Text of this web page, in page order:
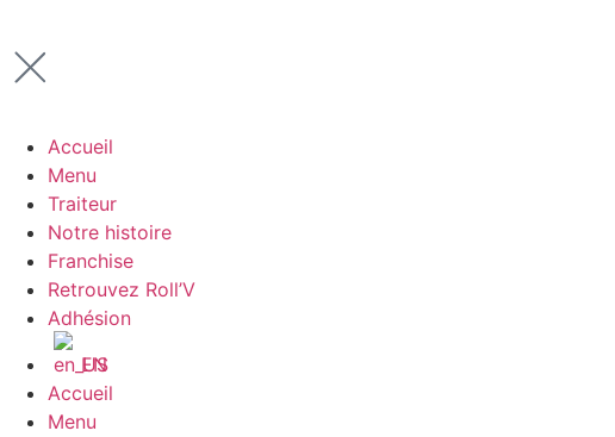
Accueil
Menu
Traiteur
Notre histoire
Franchise
Retrouvez Roll’V
Adhésion
EN
Accueil
Menu